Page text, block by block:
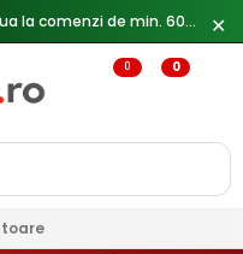
🎁 Câștigă săptămânal o cameră Dahua la comenzi de min. 600 lei — ✕
0 0